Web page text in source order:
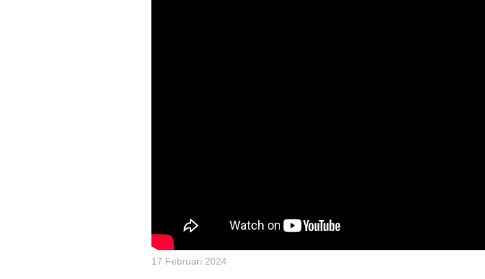
17 Februari 2024